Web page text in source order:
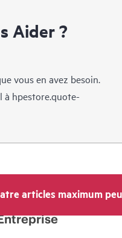
Aider ?
vous en avez besoin.
à hpestore.quote-
articles maximum